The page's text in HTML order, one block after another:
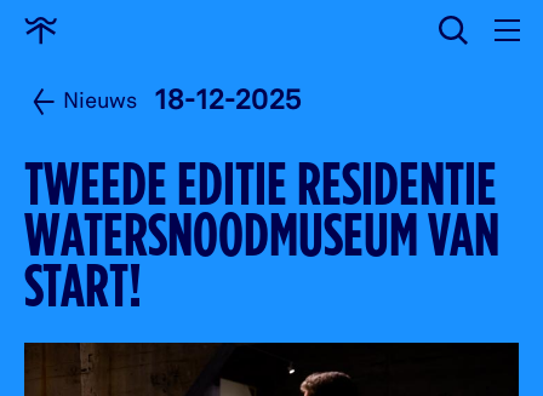
Ga
homeNieuws 18-12-2025
TWEEDE EDITIE RESIDENTIE
WATERSNOODMUSEUM VAN
START!